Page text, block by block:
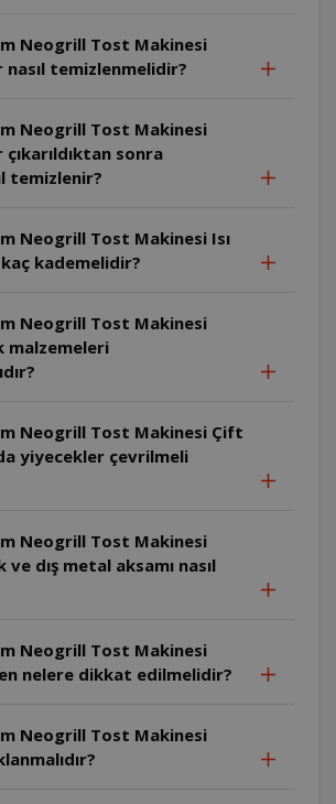
Neogrill Tost Makinesi
nasıl temizlenmelidir?
Neogrill Tost Makinesi
çıkarıldıktan sonra
temizlenir?
Neogrill Tost Makinesi Isı
kademelidir?
Neogrill Tost Makinesi
malzemeleri
Neogrill Tost Makinesi Çift
yiyecekler çevrilmeli
Neogrill Tost Makinesi
ve dış metal aksamı nasıl
Neogrill Tost Makinesi
nelere dikkat edilmelidir?
Neogrill Tost Makinesi